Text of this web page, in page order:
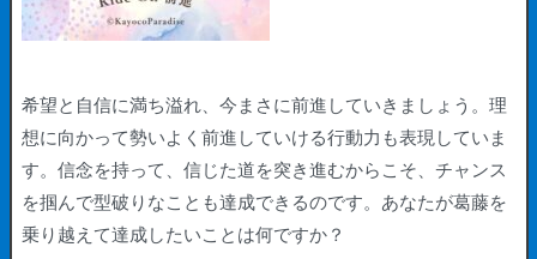
希望と自信に満ち溢れ、今まさに前進していきましょう。理
想に向かって勢いよく前進していける行動力も表現していま
す。信念を持って、信じた道を突き進むからこそ、チャンス
を掴んで型破りなことも達成できるのです。あなたが葛藤を
乗り越えて達成したいことは何ですか？